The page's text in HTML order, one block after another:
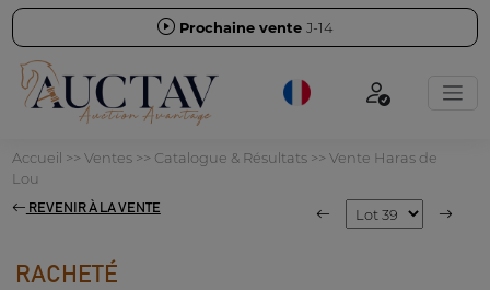
Prochaine vente J-14
Accueil >> Ventes>> Catalogue & Résultats>> Vente Haras de
Lou
REVENIR À LA VENTE
RACHETÉ